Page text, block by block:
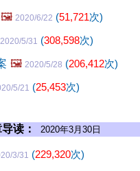
🖼️ 2020/6/22 (51,721次)
2020/5/31 (308,598次)
🖼️ 2020/5/28 (206,412次)
5/21 (25,453次)
读： 2020年3月30日
3/31 (229,320次)